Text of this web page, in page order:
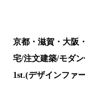
京都・滋賀・大阪
宅/注文建築/モダ
1st.(デザインファ